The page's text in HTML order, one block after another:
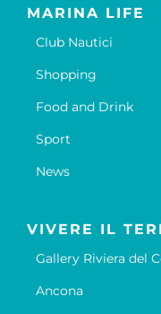
MARINA LIFE
Club Nautici
Shopping
Food and Drink
Sport
News
VIVERE IL
Gallery Riviera del
Ancona